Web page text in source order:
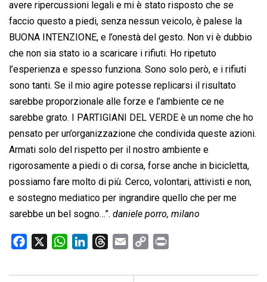
avere ripercussioni legali e mi è stato risposto che se
faccio questo a piedi, senza nessun veicolo, è palese la
BUONA INTENZIONE, e l’onestà del gesto. Non vi è dubbio
che non sia stato io a scaricare i rifiuti. Ho ripetuto
l’esperienza e spesso funziona. Sono solo però, e i rifiuti
sono tanti. Se il mio agire potesse replicarsi il risultato
sarebbe proporzionale alle forze e l’ambiente ce ne
sarebbe grato. I PARTIGIANI DEL VERDE è un nome che ho
pensato per un’organizzazione che condivida queste azioni.
Armati solo del rispetto per il nostro ambiente e
rigorosamente a piedi o di corsa, forse anche in bicicletta,
possiamo fare molto di più. Cerco, volontari, attivisti e non,
e sostegno mediatico per ingrandire quello che per me
sarebbe un bel sogno…”. daniele porro, milano
c
W
a
n
r
a
p
i